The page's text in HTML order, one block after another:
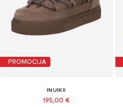
PROMOCIJA
INUIKII
195,00 €